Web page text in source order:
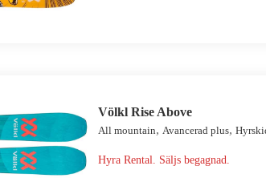
Völkl Rise Above
All mountain, Avancerad plus,
Hyra Rental. Säljs begagnad.